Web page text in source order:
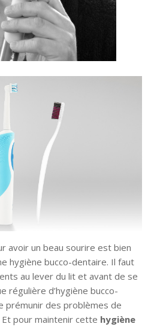
avoir un beau sourire est bien
hygiène bucco-dentaire. Il faut
au lever du lit et avant de se
régulière d’hygiène bucco-
prémunir des problèmes de
pour maintenir cette hygiène